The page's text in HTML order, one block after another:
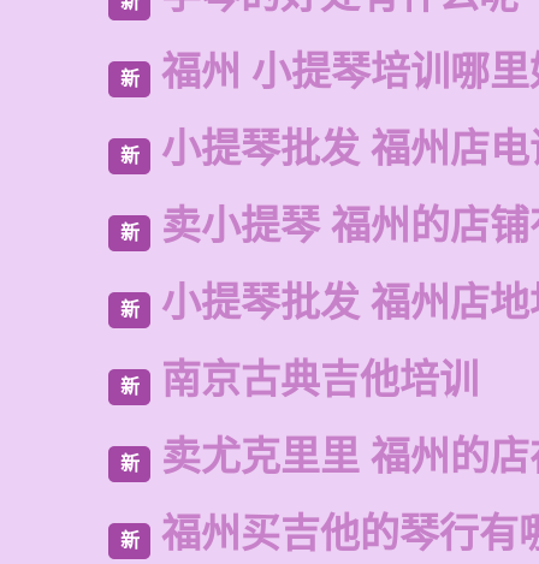
新 福州 小提琴培训哪
新 小提琴批发 福州店电
新 卖小提琴 福州的店
新 小提琴批发 福州店
新 南京古典吉他培训
新 卖尤克里里 福州的
新 福州买吉他的琴行有